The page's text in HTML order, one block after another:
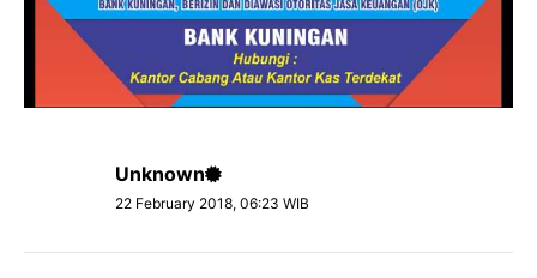
Unknown
22 February 2018, 06:23 WIB